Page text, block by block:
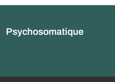
Psychosomatique